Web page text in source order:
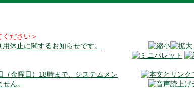
ださい＞
休止に関するお知らせです。
金曜日）18時まで、システムメン
ん。